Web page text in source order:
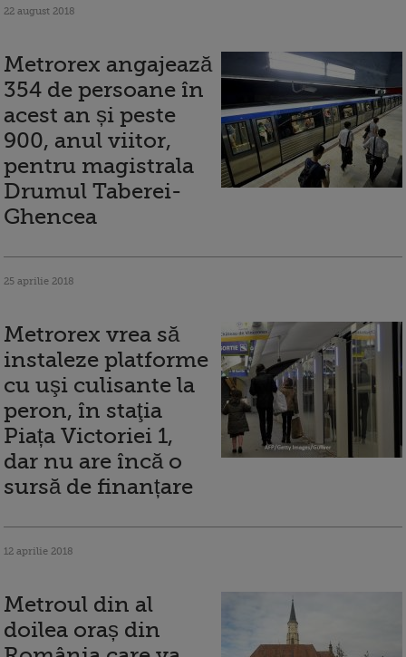
22 august 2018
Metrorex angajează
354 de persoane în
acest an și peste
900, anul viitor,
pentru magistrala
Drumul Taberei-
Ghencea
25 aprilie 2018
Metrorex vrea să
instaleze platforme
cu uşi culisante la
peron, în staţia
Piața Victoriei 1,
dar nu are încă o
sursă de finanțare
12 aprilie 2018
Metroul din al
doilea oraș din